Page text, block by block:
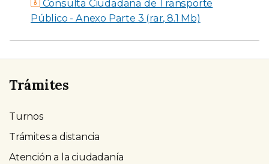
Consulta Ciudadana de Transporte
Público - Anexo Parte 3 (rar, 8.1 Mb)
Trámites
Turnos
Trámites a distancia
Atención a la ciudadanía